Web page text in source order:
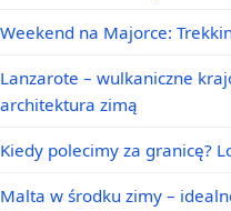
Weekend na Majorce:
Lanzarote – wulkaniczne
architektura zimą
Kiedy polecimy za granicę?
Malta w środku zimy –